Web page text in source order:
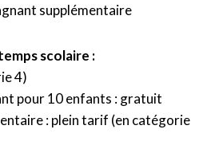
supplémentaire
scolaire :
4)
pour 10 enfants : gratuit
: plein tarif (en catégorie